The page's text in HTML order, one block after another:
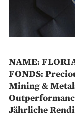
NAME:
FONDS:
Mining &
Jährliche